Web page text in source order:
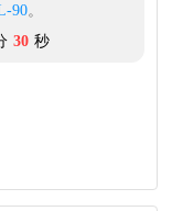
90。
30 秒